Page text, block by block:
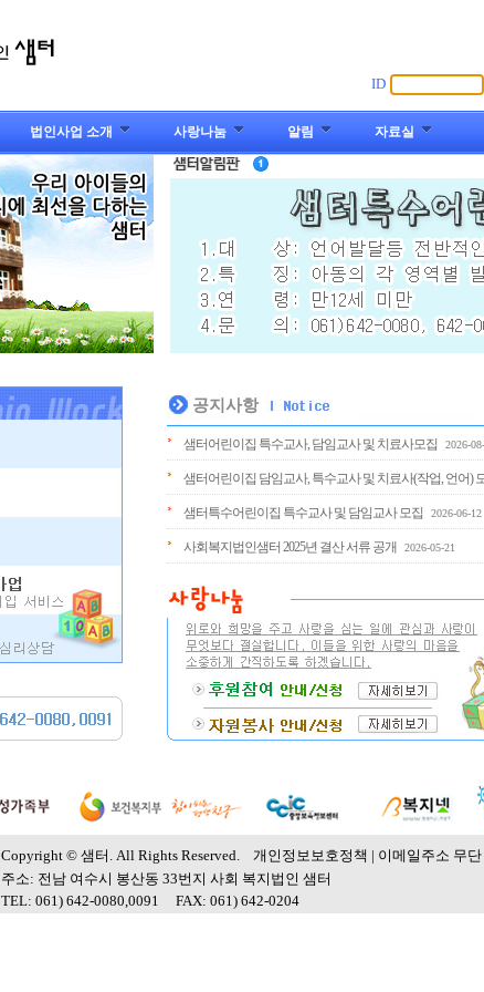
ID
법인사업 소개 사랑나눔 알림 자료실
공지사항
샘터어린이집 특수교사, 담임교사 및 치료사모집 2026-
샘터어린이집 담임교사, 특수교사 및 치료사(작업, 언어)
샘터특수어린이집 특수교사 및 담임교사 모집 2026-06-12
사회복지법인샘터 2025년 결산 서류 공개 2026-05-21
Copyright © 샘터. All Rights Reserved. 개인정보보호정책 | 이메일주소 무
주소: 전남 여수시 봉산동 33번지 사회 복지법인 샘터
TEL: 061) 642-0080,0091 FAX: 061) 642-0204